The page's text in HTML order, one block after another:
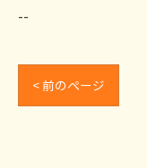
--
< 前のページ